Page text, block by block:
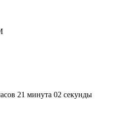
21 минута 02 секунды